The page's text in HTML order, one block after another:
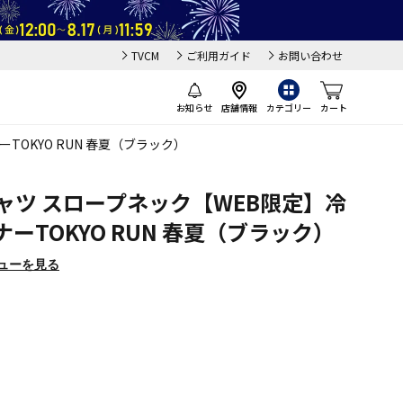
TVCM ご利用ガイド お問い合わせ
お知らせ 店舗情報 カテゴリー カート
RUN 春夏（ブラック）
ツ スロープネック【WEB限定】冷
TOKYO RUN 春夏（ブラック）
ーを見る